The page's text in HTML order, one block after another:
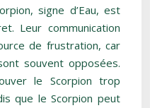
signe d’Eau, est
Leur communication
de frustration, car
souvent opposées.
le Scorpion trop
que le Scorpion peut